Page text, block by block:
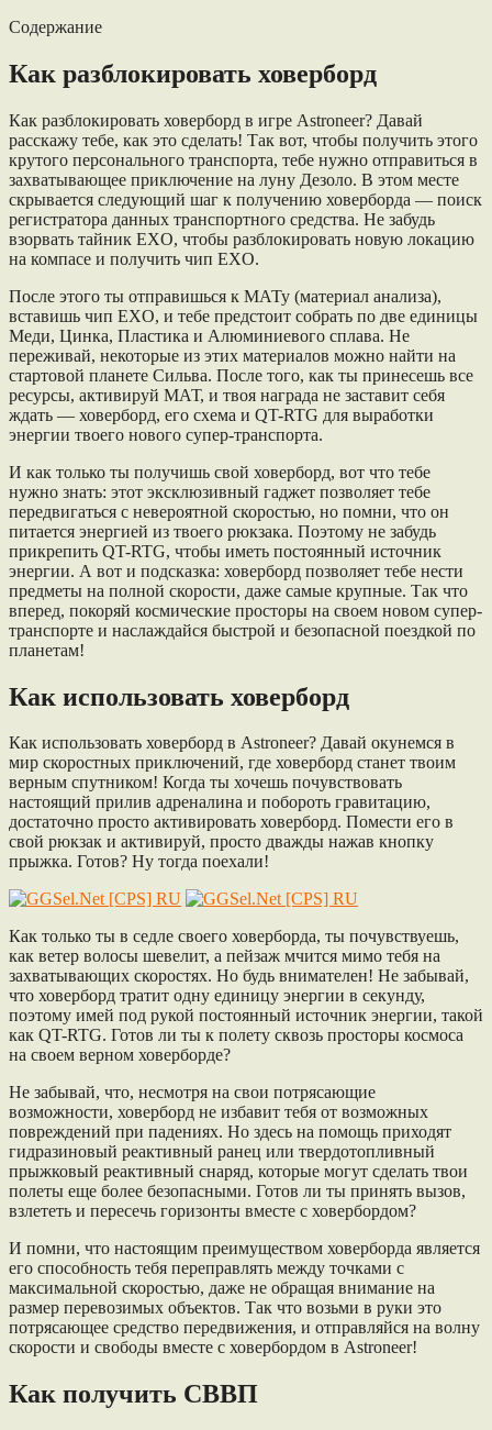
Содержание
Как разблокировать ховерборд
Как разблокировать ховерборд в игре Astroneer? Давай
расскажу тебе, как это сделать! Так вот, чтобы получить этого
крутого персонального транспорта, тебе нужно отправиться в
захватывающее приключение на луну Дезоло. В этом месте
скрывается следующий шаг к получению ховерборда — поиск
регистратора данных транспортного средства. Не забудь
взорвать тайник EXO, чтобы разблокировать новую локацию
на компасе и получить чип EXO.
После этого ты отправишься к МАТу (материал анализа),
вставишь чип EXO, и тебе предстоит собрать по две единицы
Меди, Цинка, Пластика и Алюминиевого сплава. Не
переживай, некоторые из этих материалов можно найти на
стартовой планете Сильва. После того, как ты принесешь все
ресурсы, активируй МАТ, и твоя награда не заставит себя
ждать — ховерборд, его схема и QT-RTG для выработки
энергии твоего нового супер-транспорта.
И как только ты получишь свой ховерборд, вот что тебе
нужно знать: этот эксклюзивный гаджет позволяет тебе
передвигаться с невероятной скоростью, но помни, что он
питается энергией из твоего рюкзака. Поэтому не забудь
прикрепить QT-RTG, чтобы иметь постоянный источник
энергии. А вот и подсказка: ховерборд позволяет тебе нести
предметы на полной скорости, даже самые крупные. Так что
вперед, покоряй космические просторы на своем новом супер-
транспорте и наслаждайся быстрой и безопасной поездкой по
планетам!
Как использовать ховерборд
Как использовать ховерборд в Astroneer? Давай окунемся в
мир скоростных приключений, где ховерборд станет твоим
верным спутником! Когда ты хочешь почувствовать
настоящий прилив адреналина и побороть гравитацию,
достаточно просто активировать ховерборд. Помести его в
свой рюкзак и активируй, просто дважды нажав кнопку
прыжка. Готов? Ну тогда поехали!
Как только ты в седле своего ховерборда, ты почувствуешь,
как ветер волосы шевелит, а пейзаж мчится мимо тебя на
захватывающих скоростях. Но будь внимателен! Не забывай,
что ховерборд тратит одну единицу энергии в секунду,
поэтому имей под рукой постоянный источник энергии, такой
как QT-RTG. Готов ли ты к полету сквозь просторы космоса
на своем верном ховерборде?
Не забывай, что, несмотря на свои потрясающие
возможности, ховерборд не избавит тебя от возможных
повреждений при падениях. Но здесь на помощь приходят
гидразиновый реактивный ранец или твердотопливный
прыжковый реактивный снаряд, которые могут сделать твои
полеты еще более безопасными. Готов ли ты принять вызов,
взлететь и пересечь горизонты вместе с ховербордом?
И помни, что настоящим преимуществом ховерборда является
его способность тебя переправлять между точками с
максимальной скоростью, даже не обращая внимание на
размер перевозимых объектов. Так что возьми в руки это
потрясающее средство передвижения, и отправляйся на волну
скорости и свободы вместе с ховербордом в Astroneer!
Как получить СВВП